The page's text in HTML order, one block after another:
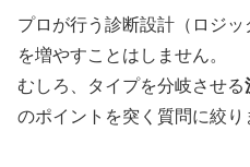
プロが行う診断設計（ロジ
を増やすことはしません。
むしろ、タイプを分岐させる
のポイントを突く質問に絞り